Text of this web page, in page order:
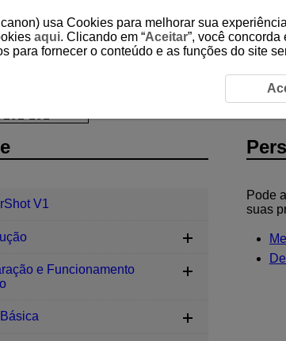
Pode
suas
V1
e Funcionamento
usa Cookies para melhorar sua
aqui. Clicando em “Aceitar”, você
para fornecer o conteúdo e as funções do site